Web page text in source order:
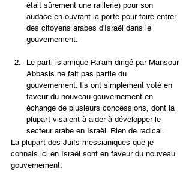
était sûrement une raillerie) pour son
audace en ouvrant la porte pour faire entrer
des citoyens arabes d'Israël dans le
gouvernement.
Le parti islamique Ra'am dirigé par Mansour
Abbasis ne fait pas partie du
gouvernement. Ils ont simplement voté en
faveur du nouveau gouvernement en
échange de plusieurs concessions, dont la
plupart visaient à aider à développer le
secteur arabe en Israël. Rien de radical.
La plupart des Juifs messianiques que je
connais ici en Israël sont en faveur du nouveau
gouvernement.